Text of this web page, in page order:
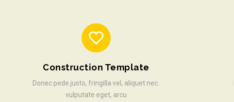
Construction Template
Donec pede justo, fringilla vel, aliquet nec.
vulputate eget, arcu